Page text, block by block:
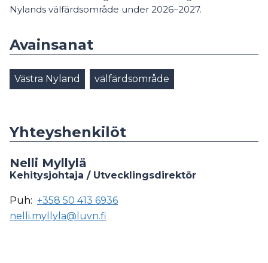
Nylands välfärdsområde under 2026–2027.
Avainsanat
Västra Nyland välfärdsområde
Yhteyshenkilöt
Nelli Myllylä
Kehitysjohtaja / Utvecklingsdirektör
Puh: +358 50 413 6936
nelli.myllyla@luvn.fi